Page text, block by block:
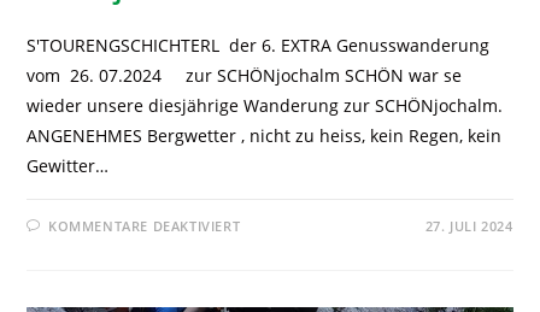
S'TOURENGSCHICHTERL der 6. EXTRA Genusswanderung
vom 26. 07.2024 zur SCHÖNjochalm SCHÖN war se
wieder unsere diesjährige Wanderung zur SCHÖNjochalm.
ANGENEHMES Bergwetter , nicht zu heiss, kein Regen, kein
Gewitter…
KOMMENTARE DEAKTIVIERT 27. JULI 2024